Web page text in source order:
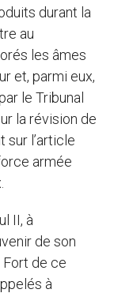
durant la
au
les âmes
et, parmi eux,
le Tribunal
la révision de
sur l’article
armée
II, à
de son
Fort de ce
à